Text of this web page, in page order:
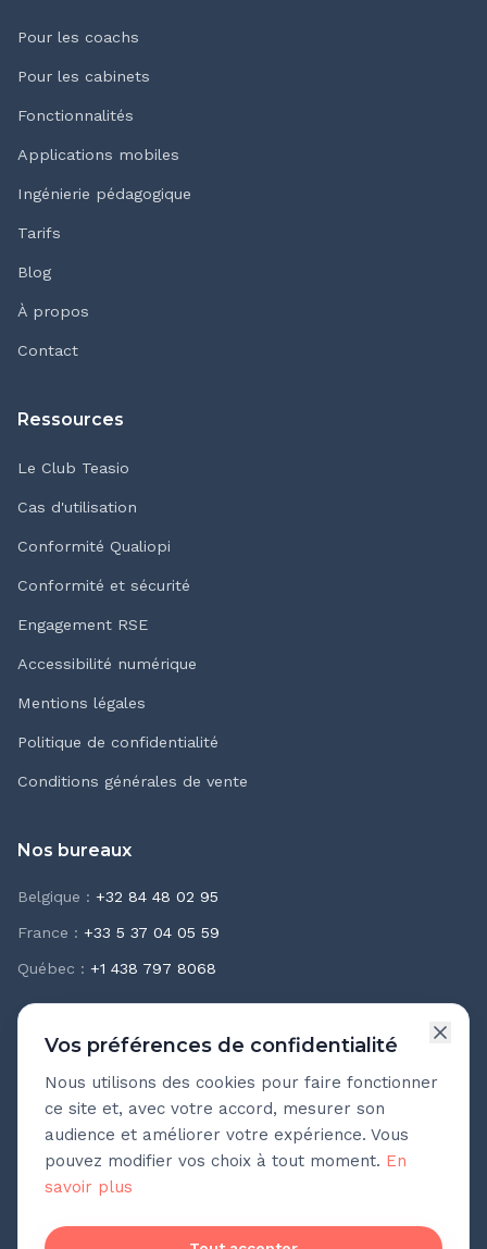
Pour les coachs
Pour les cabinets
Fonctionnalités
Applications mobiles
Ingénierie pédagogique
Tarifs
Blog
À propos
Contact
Ressources
Le Club Teasio
Cas d'utilisation
Conformité Qualiopi
Conformité et sécurité
Engagement RSE
Accessibilité numérique
Mentions légales
Politique de confidentialité
Conditions générales de vente
Nos bureaux
Belgique : +32 84 48 02 95
France : +33 5 37 04 05 59
Québec : +1 438 797 8068
Newsletter Teasio
Recevez chaque mois nos meilleures pratiques
d'accompagnement.
Adresse e-mail
Vos préférences de confidentialité
Nous utilisons des cookies pour faire fonctionner
ce site et, avec votre accord, mesurer son
audience et améliorer votre expérience. Vous
pouvez modifier vos choix à tout moment. En
savoir plus